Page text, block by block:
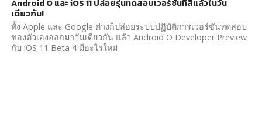
Android O และ iOS 11 ปล่อยรุ่นทดสอบเวอร์ชันที่สี่แล้วในวัน
เดียวกัน!
ทั้ง Apple และ Google ต่างก็ปล่อยระบบปฏิบัติการเวอร์ชันทดสอบ
ของตัวเองออกมาวันเดียวกัน แล้ว Android O Developer Preview
กับ iOS 11 Beta 4 มีอะไรใหม่